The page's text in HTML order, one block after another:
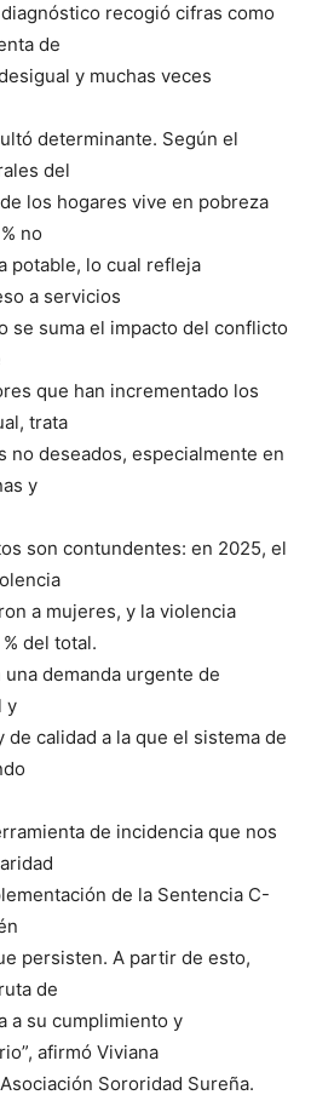
recogió cifras como
de
y muchas veces
determinante. Según el
del
los hogares vive en pobreza
no
potable, lo cual refleja
a servicios
se suma el impacto del conflicto
que han incrementado los
trata
no deseados, especialmente en
y
son contundentes: en 2025, el
a mujeres, y la violencia
del total.
demanda urgente de
y
calidad a la que el sistema de
de incidencia que nos
de la Sentencia C-
persisten. A partir de esto,
de
a su cumplimiento y
afirmó Viviana
Sororidad Sureña.